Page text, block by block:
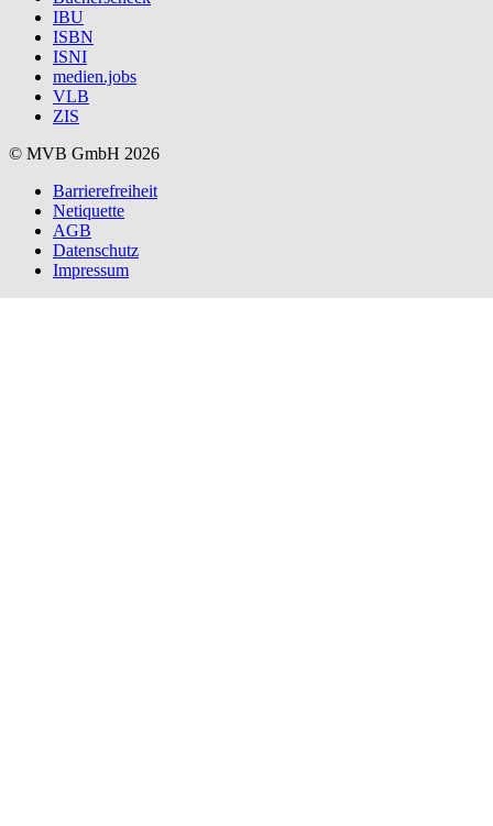
IBU
ISBN
ISNI
medien.jobs
VLB
ZIS
© MVB GmbH 2026
Barrierefreiheit
Netiquette
AGB
Datenschutz
Impressum